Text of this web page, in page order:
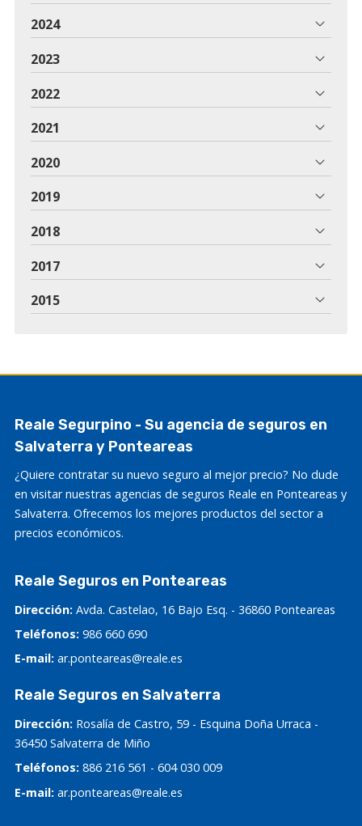
2024
2023
2022
2021
2020
2019
2018
2017
2015
Reale Segurpino - Su agencia de seguros en
Salvaterra y Ponteareas
¿Quiere contratar su nuevo seguro al mejor precio? No dude
en visitar nuestras agencias de seguros Reale en Ponteareas y
Salvaterra. Ofrecemos los mejores productos del sector a
precios económicos.
Reale Seguros en Ponteareas
Dirección: Avda. Castelao, 16 Bajo Esq. - 36860 Ponteareas
Teléfonos: 986 660 690
E-mail: ar.ponteareas@reale.es
Reale Seguros en Salvaterra
Dirección: Rosalía de Castro, 59 - Esquina Doña Urraca -
36450 Salvaterra de Miño
Teléfonos: 886 216 561 - 604 030 009
E-mail: ar.ponteareas@reale.es